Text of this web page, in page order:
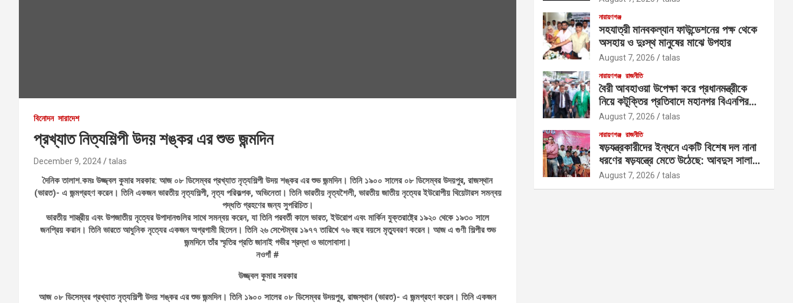
বিনোদন সারাদেশ
প্রখ্যাত নিত্যশিল্পী উদয় শঙ্কর এর শুভ জন্মদিন
December 9, 2024 talas
দৈনিক তালাশ.কমঃ উজ্জ্বল কুমার সরকার: আজ ০৮ ডিসেম্বর প্রখ্যাত নৃত্যশিল্পী উদয় শঙ্কর এর শুভ জন্মদিন। তিনি ১৯০০ সালের ০৮ ডিসেম্বর উদয়পুর, রাজস্থান
(ভারত)- এ জন্মগ্রহণ করেন। তিনি একজন ভারতীয় নৃত্যশিল্পী, নৃত্য পরিকল্পক, অভিনেতা। তিনি ভারতীয় নৃত্যশৈলী, ভারতীয় জাতীয় নৃত্যের ইউরোপীয় থিয়েটারস সমন্বয়
পদ্ধতি গ্রহণের জন্য সুপরিচিত।
ভারতীয় শাস্ত্রীয় এবং উপজাতীয় নৃত্যের উপাদানগুলির সাথে সমন্বয় করেন, যা তিনি পরবর্তী কালে ভারত, ইউরোপ এবং মার্কিন যুক্তরাষ্ট্রে ১৯২০ থেকে ১৯৩০ সালে
জনপ্রিয় করান। তিনি ভারতে আধুনিক নৃত্যের একজন অগ্রগামী ছিলেন। তিনি ২৬ সেপ্টেম্বর ১৯৭৭ তারিখে ৭৬ বছর বয়সে মৃত্যুবরণ করেন। আজ এ গুণী শিল্পীর শুভ
জন্মদিনে তাঁর স্মৃতির প্রতি জানাই গভীর শ্রদ্ধা ও ভালোবাসা।
নওগাঁ #
উজ্জ্বল কুমার সরকার
আজ ০৮ ডিসেম্বর প্রখ্যাত নৃত্যশিল্পী উদয় শঙ্কর এর শুভ জন্মদিন। তিনি ১৯০০ সালের ০৮ ডিসেম্বর উদয়পুর, রাজস্থান (ভারত)- এ জন্মগ্রহণ করেন। তিনি একজন
নারায়ণগঞ্জ
সহযাত্রী মানবকল্যান ফাউন্ডেশনের পক্ষ থেকে
অসহায় ও দুঃস্থ মানুষের মাঝে উপহার
August 7, 2026 talas
নারায়ণগঞ্জ রাজনীতি
বৈরী আবহাওয়া উপেক্ষা করে প্রধানমন্ত্রীকে
নিয়ে কটূক্তির প্রতিবাদে মহানগর বিএনপির
বিক্ষোভ
August 7, 2026 talas
নারায়ণগঞ্জ রাজনীতি
ষড়যন্ত্রকারীদের ইন্ধনে একটি বিশেষ দল নানা
ধরণের ষড়যন্ত্রে মেতে উঠেছে: আবদুস সালাম
আজাদ
August 7, 2026 talas